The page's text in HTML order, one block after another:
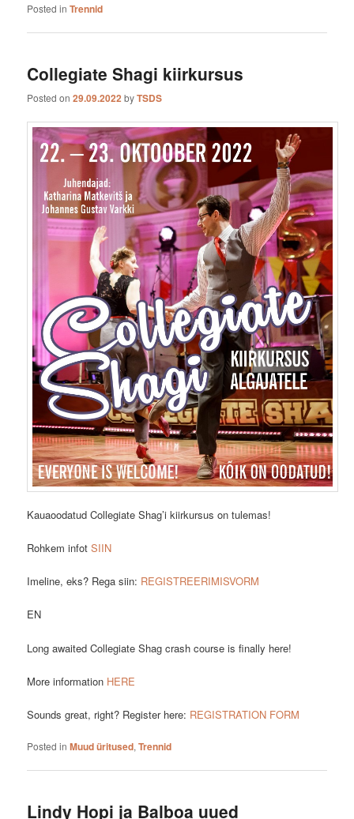
Posted in Trennid
Collegiate Shagi kiirkursus
Posted on29.09.2022byTSDS
Kauaoodatud Collegiate Shag’i kiirkursus on tulemas!
Rohkem infotSIIN
Imeline, eks? Rega siin: REGISTREERIMISVORM
EN
Long awaited Collegiate Shag crash course is finally here!
More information HERE
Sounds great, right? Register here: REGISTRATION FORM
Posted in Muud üritused,Trennid
Lindy Hopi ja Balboa uued